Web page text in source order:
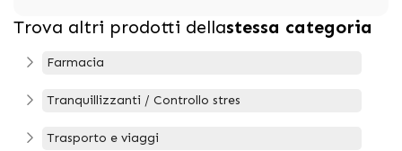
Trova altri prodotti dellastessa categoria
Farmacia
Tranquillizzanti / Controllo stres
Trasporto e viaggi